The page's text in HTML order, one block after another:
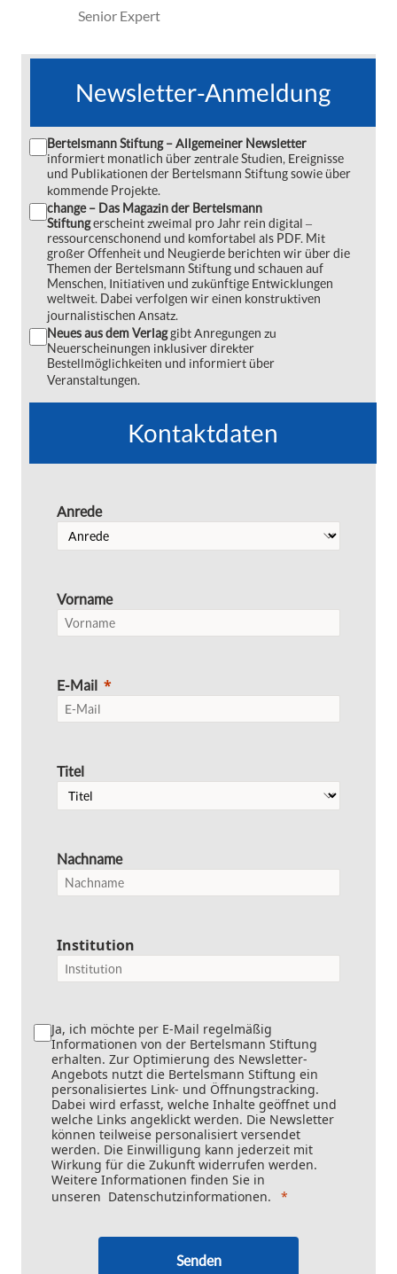
Senior Expert
Newsletter-Anmeldung
Bertelsmann Stiftung – Allgemeiner Newsletter
informiert monatlich über zentrale Studien, Ereignisse
und Publikationen der Bertelsmann Stiftung sowie über
kommende Projekte.
change – Das Magazin der Bertelsmann
Stiftungerscheint zweimal pro Jahr rein digital ‒
ressourcenschonend und komfortabel als PDF. Mit
großer Offenheit und Neugierde berichten wir über die
Themen der Bertelsmann Stiftung und schauen auf
Menschen, Initiativen und zukünftige Entwicklungen
weltweit. Dabei verfolgen wir einen konstruktiven
journalistischen Ansatz.
Neues aus dem Verlaggibt Anregungen zu
Neuerscheinungen inklusiver direkter
Bestellmöglichkeiten und informiert über
Veranstaltungen.
Kontaktdaten
Anrede
Vorname
E-Mail
Titel
Nachname
Institution
Ja, ich möchte per E-Mail regelmäßig
Informationen von der Bertelsmann Stiftung
erhalten. Zur Optimierung des Newsletter-
Angebots nutzt die Bertelsmann Stiftung ein
personalisiertes Link- und Öffnungstracking.
Dabei wird erfasst, welche Inhalte geöffnet und
welche Links angeklickt werden. Die Newsletter
können teilweise personalisiert versendet
werden. Die Einwilligung kann jederzeit mit
Wirkung für die Zukunft widerrufen werden.
Weitere Informationen finden Sie in
unseren Datenschutzinformationen.
Senden